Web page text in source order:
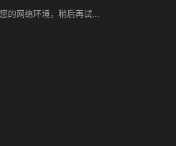
的网络环境，稍后再试...